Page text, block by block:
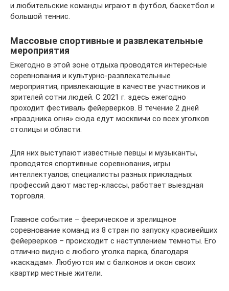
и любительские команды играют в футбол, баскетбол и
большой теннис.
Массовые спортивные и развлекательные
мероприятия
Ежегодно в этой зоне отдыха проводятся интересные
соревнования и культурно-развлекательные
мероприятия, привлекающие в качестве участников и
зрителей сотни людей. С 2021 г. здесь ежегодно
проходит фестиваль фейерверков. В течение 2 дней
«праздника огня» сюда едут москвичи со всех уголков
столицы и области.
Для них выступают известные певцы и музыканты,
проводятся спортивные соревнования, игры
интеллектуалов; специалисты разных прикладных
профессий дают мастер-классы, работает выездная
торговля.
Главное событие – феерическое и зрелищное
соревнование команд из 8 стран по запуску красивейших
фейерверков – происходит с наступлением темноты. Его
отлично видно с любого уголка парка, благодаря
«каскадам». Любуются им с балконов и окон своих
квартир местные жители.